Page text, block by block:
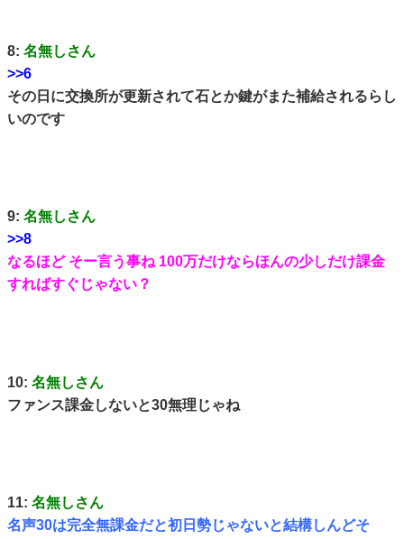
8: 名無しさん
>>6
その日に交換所が更新されて石とか鍵がまた補給されるらし
いのです
9: 名無しさん
>>8
なるほど そー言う事ね 100万だけならほんの少しだけ課金
すればすぐじゃない？
10: 名無しさん
ファンス課金しないと30無理じゃね
11: 名無しさん
名声30は完全無課金だと初日勢じゃないと結構しんどそ